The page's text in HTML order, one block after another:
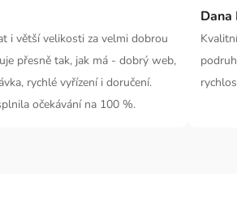
i větší velikosti za velmi dobrou
přesně tak, jak má - dobrý web,
rychlé vyřízení i doručení.
očekávání na 100 %.
Dana